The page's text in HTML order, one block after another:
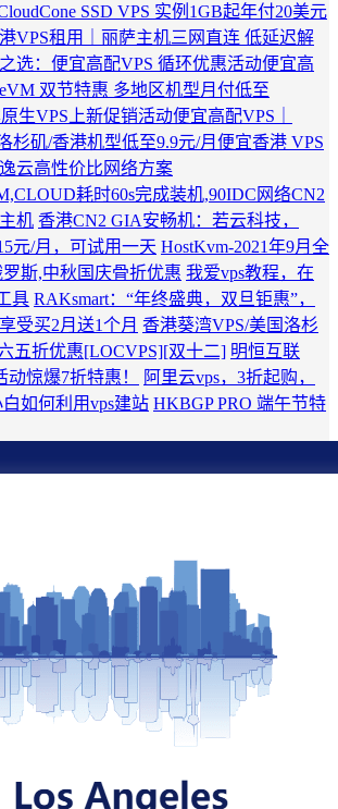
SSD VPS 实例1GB起年付20美元
VPS租用｜丽萨主机三网直连 低延迟解
选：便宜高配VPS 循环优惠活动便宜高
双节特惠 多地区机型月付低至
生VPS上新促销活动便宜高配VPS｜
杉矶/香港机型低至9.9元/月 便宜香港 VPS
云高性价比网络方案
耗时60s完成装机,90IDC网络CN2
机 香港CN2 GIA安畅机：若云科技，
元/月，可试用一天 HostKvm-2021年9月全
斯,中秋国庆骨折优惠 我爱vps教程，在
具 RAKsmart：“年终盛典，双旦钜惠”，
受买2月送1个月 香港葵湾VPS/美国洛杉
五折优惠[LOCVPS][双十二] 明恒互联
惊爆7折特惠！
阿里云vps，3折起购，
如何利用vps建站 HKBGP PRO 端午节特